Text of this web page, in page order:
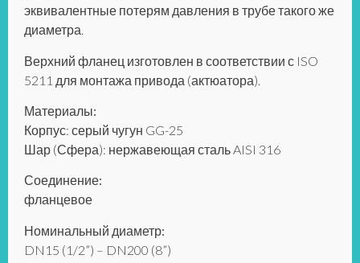
эквивалентные потерям давления в трубе такого же
диаметра.
Верхний фланец изготовлен в соответствии с ISO
5211 для монтажа привода (актюатора).
Материалы:
Корпус: серый чугун GG-25
Шар (Сфера): нержавеющая сталь AISI 316
Соединение:
фланцевое
Номинальный диаметр:
DN15 (1/2”) – DN200 (8”)